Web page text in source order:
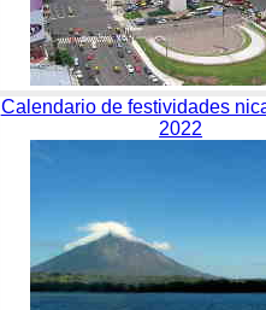
Calendario de festividades
2022